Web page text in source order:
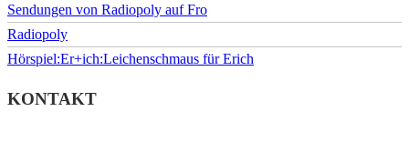
Sendungen von Radiopoly auf Fro
Radiopoly
Hörspiel:Er+ich:Leichenschmaus für Erich
KONTAKT